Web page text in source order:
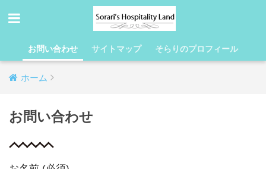
お問い合わせ サイトマップ そらりのプロフィール
ホーム
お問い合わせ